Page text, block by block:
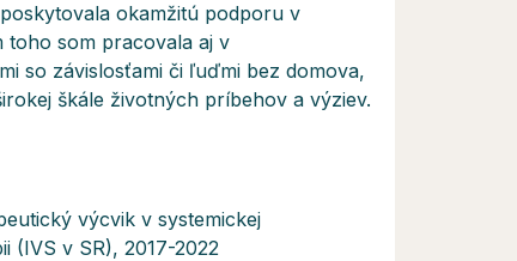
okamžitú podporu v
toho som pracovala aj v
so závislosťami či ľuďmi bez domova,
škále životných príbehov a výziev.
výcvik v systemickej
(IVS v SR), 2017-2022